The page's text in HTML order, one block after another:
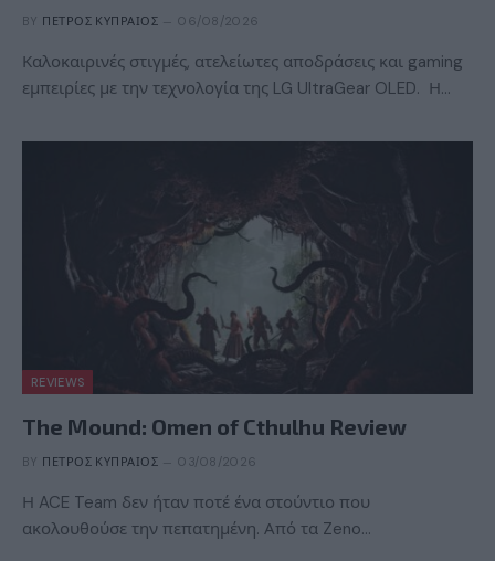
BY ΠΈΤΡΟΣ ΚΥΠΡΑΊΟΣ 06/08/2026
Καλοκαιρινές στιγμές, ατελείωτες αποδράσεις και gaming
εμπειρίες με την τεχνολογία της LG UltraGear OLED. Η…
REVIEWS
The Mound: Omen of Cthulhu Review
BY ΠΈΤΡΟΣ ΚΥΠΡΑΊΟΣ 03/08/2026
Η ACE Team δεν ήταν ποτέ ένα στούντιο που
ακολουθούσε την πεπατημένη. Από τα Zeno…